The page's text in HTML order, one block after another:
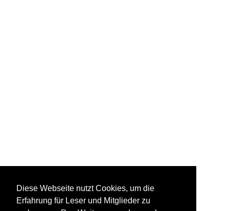
Diese Webseite nutzt Cookies, um die
Erfahrung für Leser und Mitglieder zu